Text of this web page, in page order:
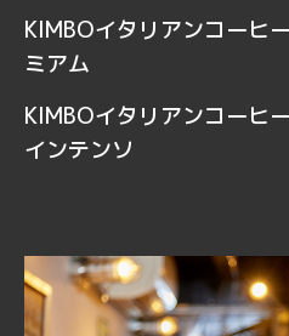
KIMBOイタリアンコーヒ
ミアム
KIMBOイタリアンコーヒ
インテンソ